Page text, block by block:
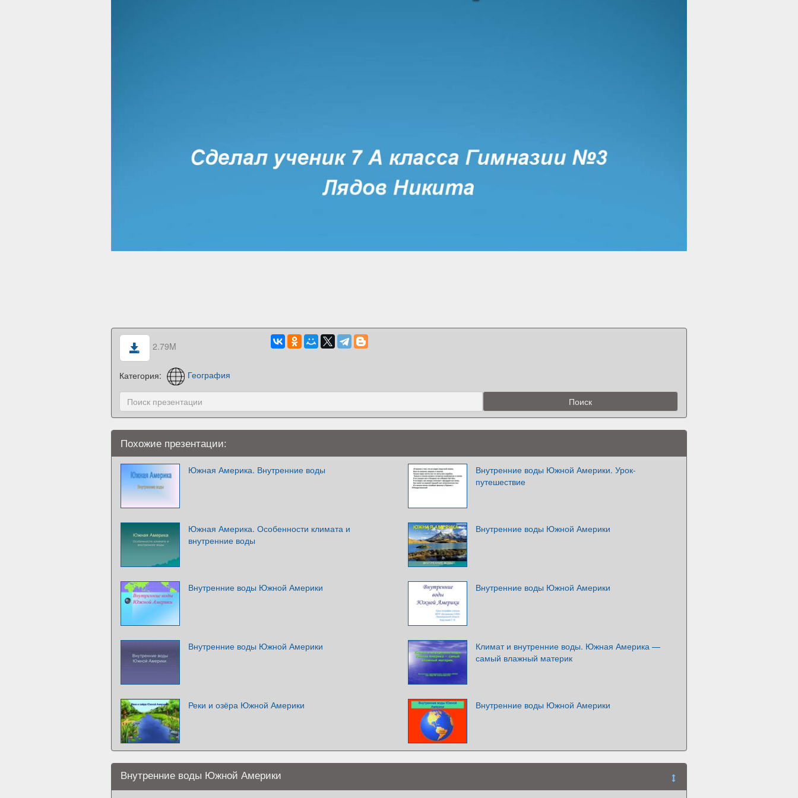
2.79M
Категория: География
Похожие презентации:
Южная Америка. Внутренние воды
Внутренние воды Южной Америки. Урок-
путешествие
Южная Америка. Особенности климата и
внутренние воды
Внутренние воды Южной Америки
Внутренние воды Южной Америки Внутренние воды Южной Америки
Внутренние воды Южной Америки
Климат и внутренние воды. Южная Америка —
самый влажный материк
Реки и озёра Южной Америки Внутренние воды Южной Америки
Внутренние воды Южной Америки